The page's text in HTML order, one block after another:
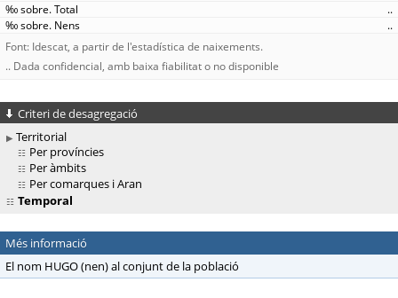
..
..
Font: Idescat, a partir de l'estadística de naixements.
.. Dada confidencial, amb baixa fiabilitat o no disponible
Criteri de desagregació
Territorial
Per províncies
Per àmbits
Per comarques i Aran
Temporal
Més informació
El nom HUGO (nen) al conjunt de la població